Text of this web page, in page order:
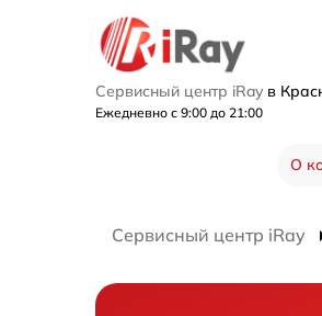
Сервисный центр iRay в
Ежедневно с 9:00 до 21:00
О
Сервисный центр iRay